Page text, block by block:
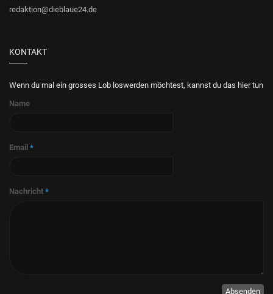
redaktion@dieblaue24.de
KONTAKT
Wenn du mal ein grosses Lob loswerden möchtest, kannst du das hier tun
Name
Email *
Nachricht *
Absenden